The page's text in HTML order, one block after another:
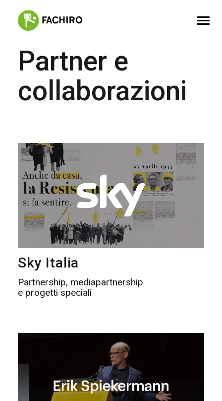
FACHIRO
SERVIZI
Partner e
collaborazioni
Sky Italia
Partnership, mediapartnership
e progetti speciali